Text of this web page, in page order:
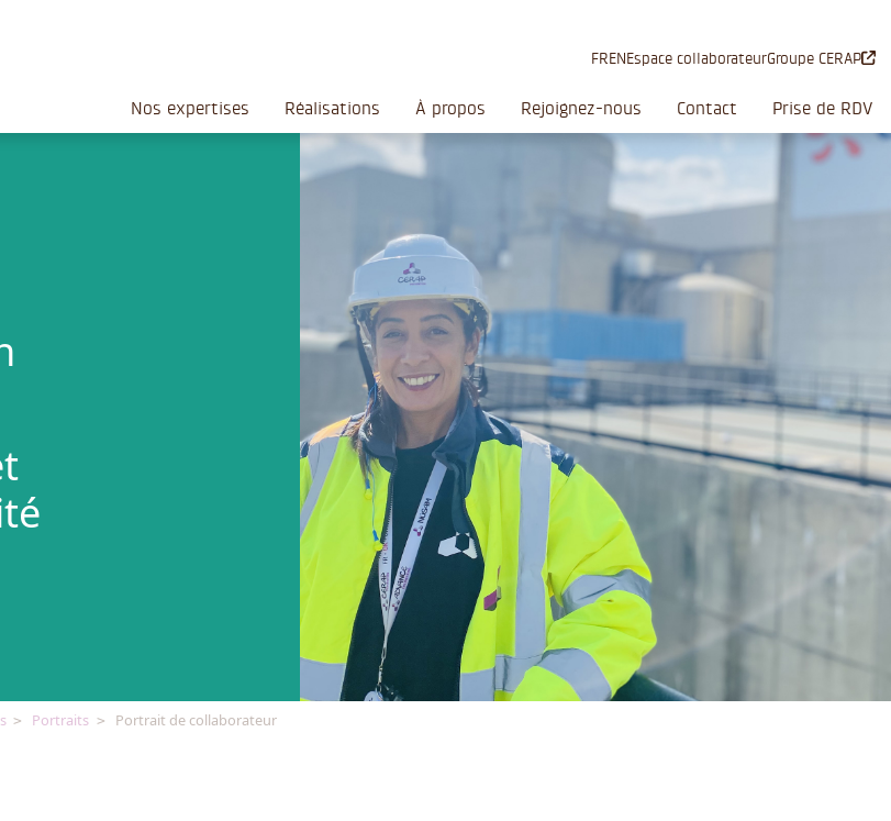
Nos expertises Réalisations À propos Rejoignez-nous Contact Prise de RDV
FRENEspace collaborateurGroupe CERAP
Portraits Portrait de collaborateur